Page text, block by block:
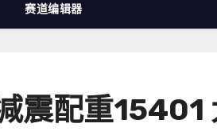
赛道编辑器
震配重15401